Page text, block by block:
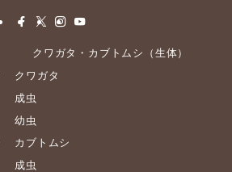
クワガタ・カブトムシ（生体）
クワガタ
成虫
幼虫
カブトムシ
成虫